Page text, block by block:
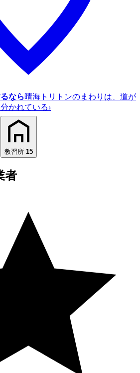
なら晴海トリトンのまわりは、道が
かれている›
教習所 15
者